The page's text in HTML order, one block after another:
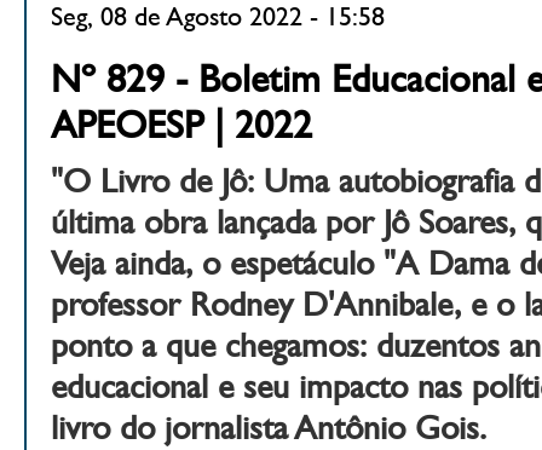
Seg, 08 de Agosto 2022 - 15:58
Nº 829 - Boletim Educacional
APEOESP | 2022
"O Livro de Jô: Uma autobiografia
última obra lançada por Jô Soares,
Veja ainda, o espetáculo "A Dama
professor Rodney D'Annibale, e o
ponto a que chegamos: duzentos
educacional e seu impacto nas
livro do jornalista Antônio Gois.